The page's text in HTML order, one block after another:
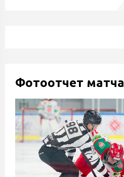
Фотоотчет матча